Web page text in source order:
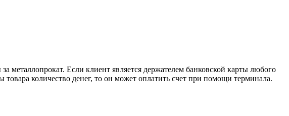
металлопрокат. Если клиент является держателем банковской карты любого
товара количество денег, то он может оплатить счет при помощи терминала.